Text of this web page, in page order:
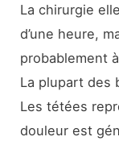
La chirurgie
d’une heure,
probablement
La plupart des
Les tétées
douleur est